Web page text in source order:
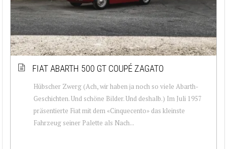
FIAT ABARTH 500 GT COUPÉ ZAGATO
Hübscher Zwerg (Ach, wir haben ja noch so viele Abarth-
Geschichten. Und schöne Bilder. Und deshalb.) Im Juli 1957
präsentierte Fiat mit dem «Cinquecento» das kleinste
Fahrzeug seiner Palette als Nach...